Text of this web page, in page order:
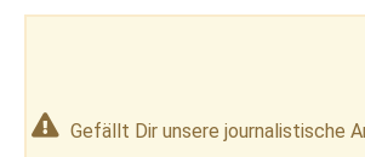
Gefällt Dir unsere journalistische